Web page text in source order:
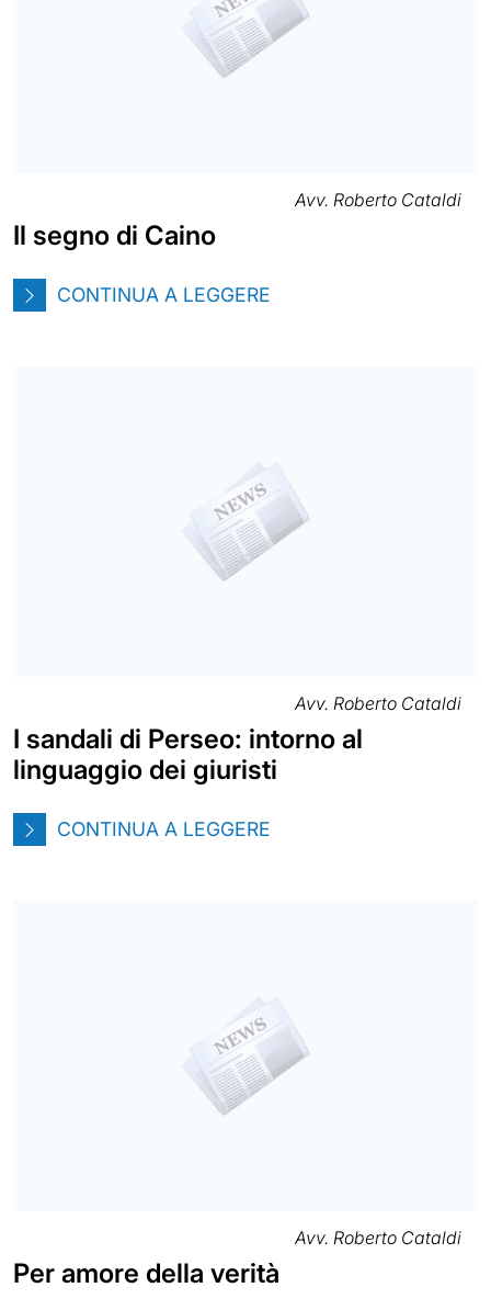
Avv. Roberto Cataldi
Il segno di Caino
CONTINUA A LEGGERE
Avv. Roberto Cataldi
I sandali di Perseo: intorno al
linguaggio dei giuristi
CONTINUA A LEGGERE
Avv. Roberto Cataldi
Per amore della verità